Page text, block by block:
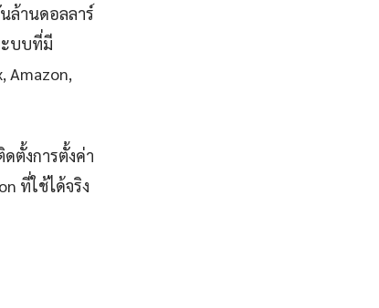
ล้านดอลลาร์
ะบบที่มี
Amazon,
ตั้งการตั้งค่า
ที่ใช้ได้จริง